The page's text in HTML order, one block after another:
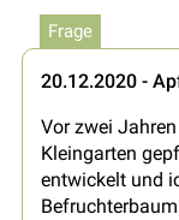
Frage
20.12.2020 -
Vor zwei
Kleingarten
entwickelt und